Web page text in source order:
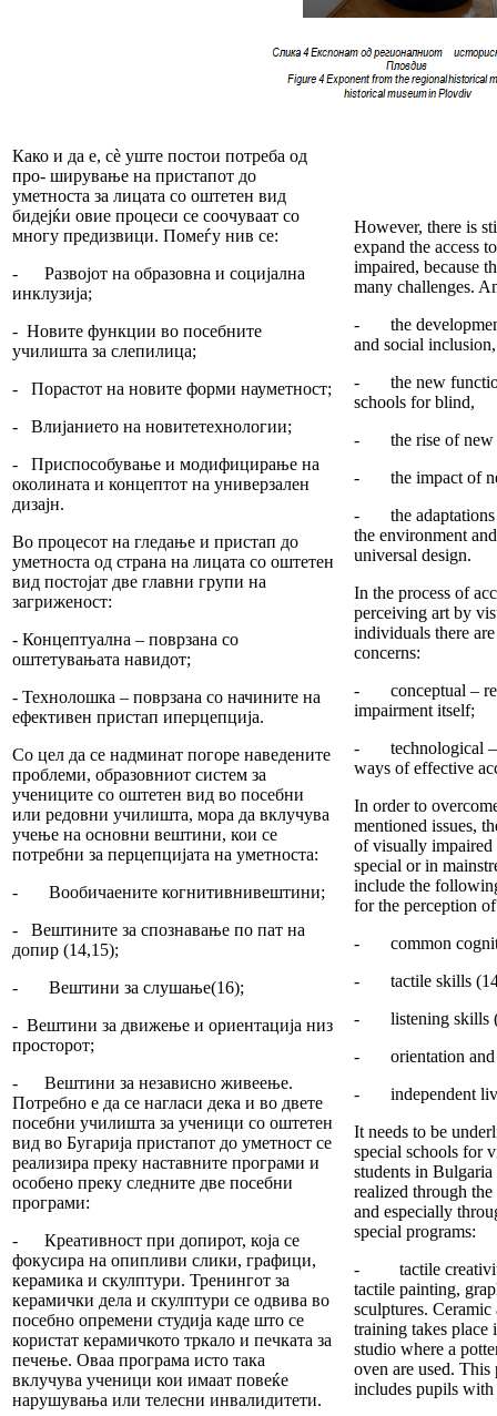
Како и да е, сè уште постои потреба од
про- ширување на пристапот до
уметноста за лицата со оштетен вид
бидејќи овие процеси се соочуваат со
многу предизвици. Помеѓу нив се:
- Развојот на образовна и социјална
инклузија;
- Новите функции во посебните
училишта за слепилица;
- Порастот на новите форми науметност;
- Влијанието на новитетехнологии;
- Приспособување и модифицирање на
околината и концептот на универзален
дизајн.
Во процесот на гледање и пристап до
уметноста од страна на лицата со оштетен
вид постојат две главни групи на
загриженост:
- Концептуална – поврзана со
оштетувањата навидот;
- Технолошка – поврзана со начините на
ефективен пристап иперцепција.
Со цел да се надминат погоре наведените
проблеми, образовниот систем за
учениците со оштетен вид во посебни
или редовни училишта, мора да вклучува
учење на основни вештини, кои се
потребни за перцепцијата на уметноста:
- Вообичаените когнитивнивештини;
- Вештините за спознавање по пат на
допир (14,15);
- Вештини за слушање(16);
- Вештини за движење и ориентација низ
просторот;
- Вештини за независно живеење.
Потребно е да се нагласи дека и во двете
посебни училишта за ученици со оштетен
вид во Бугарија пристапот до уметност се
реализира преку наставните програми и
особено преку следните две посебни
програми:
- Креативност при допирот, која се
фокусира на опипливи слики, графици,
керамика и скулптури. Тренингот за
керамички дела и скулптури се одвива во
посебно опремени студија каде што се
користат керамичкото тркало и печката за
печење. Оваа програма исто така
вклучува ученици кои имаат повеќе
нарушувања или телесни инвалидитети.
However, there is
expand the access
impaired, because
many challenges.
- the
and social inclusion,
- the new
schools for blind,
- the rise of new
- the impact of
- the adaptations
the environment
universal design.
In the process of
perceiving art by
individuals there
concerns:
- conceptual –
impairment itself;
- technological –
ways of effective
In order to
mentioned issues,
of visually impaired
special or in
include the
for the perception
- common
- tactile skills
- listening skills
- orientation and
- independent
It needs to be
special schools for
students in Bulgaria
realized through
and especially
special programs:
- tactile
tactile painting,
sculptures. Ceramic
training takes place
studio where a
oven are used. This
includes pupils